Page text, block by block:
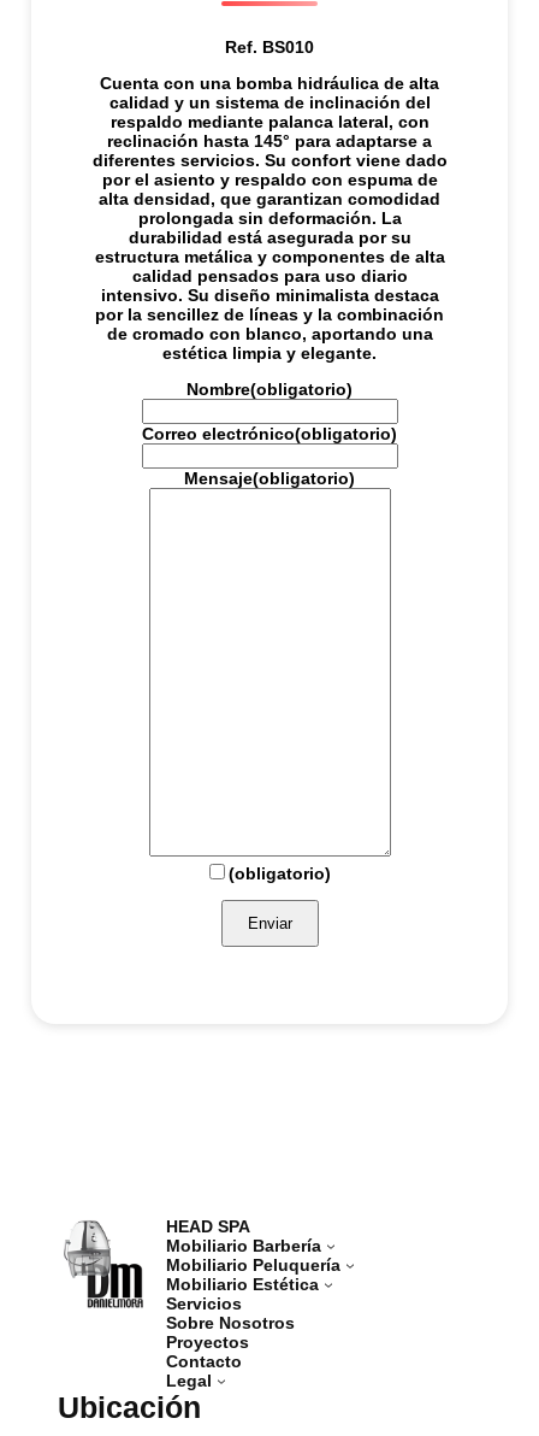
Ref. BS010
Cuenta con una bomba hidráulica de alta
calidad y un sistema de inclinación del
respaldo mediante palanca lateral, con
reclinación hasta 145° para adaptarse a
diferentes servicios. Su confort viene dado
por el asiento y respaldo con espuma de
alta densidad, que garantizan comodidad
prolongada sin deformación. La
durabilidad está asegurada por su
estructura metálica y componentes de alta
calidad pensados para uso diario
intensivo. Su diseño minimalista destaca
por la sencillez de líneas y la combinación
de cromado con blanco, aportando una
estética limpia y elegante.
Nombre(obligatorio)
Correo electrónico(obligatorio)
Mensaje(obligatorio)
(obligatorio)
Enviar
HEAD SPA
Mobiliario Barbería
Mobiliario Peluquería
Mobiliario Estética
Servicios
Sobre Nosotros
Proyectos
Contacto
Legal
Ubicación